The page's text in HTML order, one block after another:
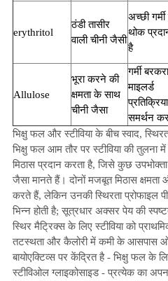
erythritol
ठंडी तासीर
वाली चीनी जैसी
अच्छी
थोक
है
Allulose
भूरा करने की
क्षमता के साथ
चीनी जैसा
गर्मी
माइलर्ड
समर्थन
भिक्षु फल और स्टीविया के बीच स्वाद,
भिक्षु फल आम तौर पर स्टीविया की
मिठास प्रदान करता है, जिसे कुछ
जैसा मानते हैं। दोनों मजबूत मिठास क्षमता
करते हैं, लेकिन उनकी स्थिरता प्रोफाइल
भिन्न होती है; सूत्रधार अक्सर पेय की
स्थिर मैट्रिक्स के लिए स्टीविया को
तटस्थता और कैलोरी में कमी के आसपास
बायोएक्टिव्स पर केंद्रित है - भिक्षु फल के
स्टीविओल ग्लाइकोसाइड - प्रत्येक का